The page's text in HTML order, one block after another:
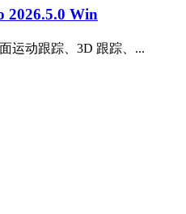
2026.5.0 Win
运动跟踪、3D 跟踪、...